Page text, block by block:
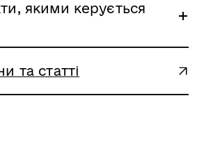
якими керується
та статті